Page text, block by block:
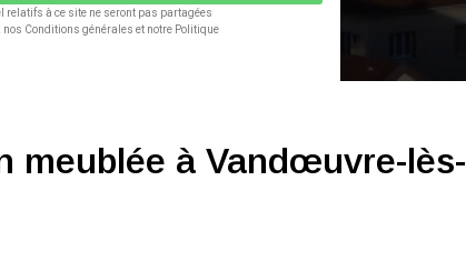
relatifs à ce site ne seront pas partagées
Conditions générales et notre Politique
meublée à Vandœuvre-lès-